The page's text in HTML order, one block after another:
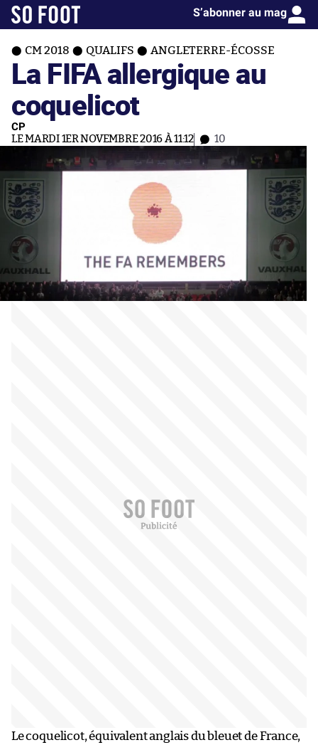
S’abonner au mag
CM 2018 QUALIFS ANGLETERRE-ÉCOSSE
La FIFA allergique au
coquelicot
CP
LE MARDI 1ER NOVEMBRE 2016 À 11:12 10
Le coquelicot, équivalent anglais du bleuet de France,